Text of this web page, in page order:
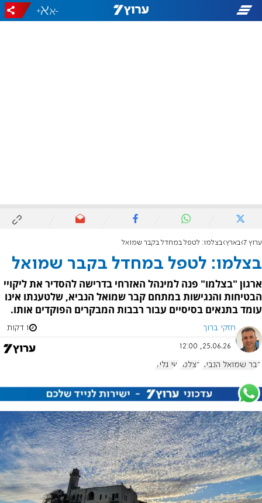
-
+
ערוץ 7 בארץ בצלמו: לטפל במחדל בקבר שמואל
בצלמו: לטפל במחדל בקבר שמואל
ארגון "בצלמו" פנה למינהל האזרחי בדרישה להסדיר את ליקויי
הבטיחות והנגישות במתחם קבר שמואל הנביא, שלטענתו אינו
עומד בתנאים בסיסיים עבור רבבות המבקרים הפוקדים אותו.
חזקי ברוך 1 דקות
25.06.26, 12:00
קבר שמואל הנביא בצלמו שי גליק